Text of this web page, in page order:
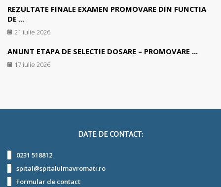
REZULTATE FINALE EXAMEN PROMOVARE DIN FUNCTIA
DE ...
21 iulie 2026
ANUNT ETAPA DE SELECTIE DOSARE – PROMOVARE ...
17 iulie 2026
DATE DE CONTACT:
0231 518812
spital@spitalulmavromati.ro
Formular de contact